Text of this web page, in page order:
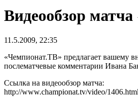
Видеообзор
11.5.2009, 22:35
«Чемпионат.ТВ» предлагает вашему
послематчевые комментарии Ивана
Ссылка на видеообзор матча:
http://www.championat.tv/video/